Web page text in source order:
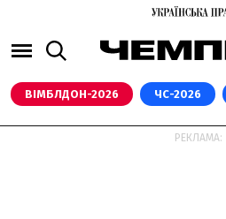
ВІМБЛДОН-2026 ЧС-2026
РЕКЛАМА: